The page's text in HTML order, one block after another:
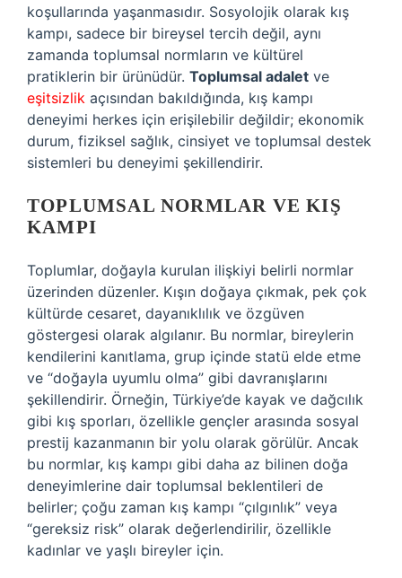
koşullarında yaşanmasıdır. Sosyolojik olarak kış
kampı, sadece bir bireysel tercih değil, aynı
zamanda toplumsal normların ve kültürel
pratiklerin bir ürünüdür. Toplumsal adalet ve
eşitsizlik açısından bakıldığında, kış kampı
deneyimi herkes için erişilebilir değildir; ekonomik
durum, fiziksel sağlık, cinsiyet ve toplumsal destek
sistemleri bu deneyimi şekillendirir.
TOPLUMSAL NORMLAR VE KIŞ
KAMPI
Toplumlar, doğayla kurulan ilişkiyi belirli normlar
üzerinden düzenler. Kışın doğaya çıkmak, pek çok
kültürde cesaret, dayanıklılık ve özgüven
göstergesi olarak algılanır. Bu normlar, bireylerin
kendilerini kanıtlama, grup içinde statü elde etme
ve “doğayla uyumlu olma” gibi davranışlarını
şekillendirir. Örneğin, Türkiye’de kayak ve dağcılık
gibi kış sporları, özellikle gençler arasında sosyal
prestij kazanmanın bir yolu olarak görülür. Ancak
bu normlar, kış kampı gibi daha az bilinen doğa
deneyimlerine dair toplumsal beklentileri de
belirler; çoğu zaman kış kampı “çılgınlık” veya
“gereksiz risk” olarak değerlendirilir, özellikle
kadınlar ve yaşlı bireyler için.